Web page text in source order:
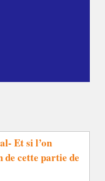
Et si l’on
cette partie de